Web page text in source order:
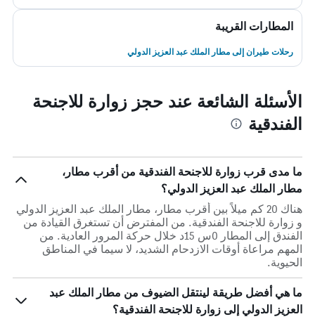
المطارات القريبة
رحلات طيران إلى مطار الملك عبد العزيز الدولي
الأسئلة الشائعة عند حجز زوارة للاجنحة
الفندقية
ما مدى قرب زوارة للاجنحة الفندقية من أقرب مطار،
مطار الملك عبد العزيز الدولي؟
هناك 20 كم ميلاً بين أقرب مطار، مطار الملك عبد العزيز الدولي
و زوارة للاجنحة الفندقية. من المفترض أن تستغرق القيادة من
الفندق إلى المطار 0س 15د خلال حركة المرور العادية. من
المهم مراعاة أوقات الازدحام الشديد، لا سيما في المناطق
الحيوية.
ما هي أفضل طريقة لينتقل الضيوف من مطار الملك عبد
العزيز الدولي إلى زوارة للاجنحة الفندقية؟